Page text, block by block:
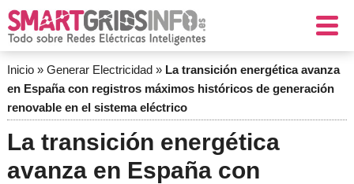
Inicio» Generar Electricidad» La transición energética avanza
en España con registros máximos históricos de generación
renovable en el sistema eléctrico
La transición energética
avanza en España con